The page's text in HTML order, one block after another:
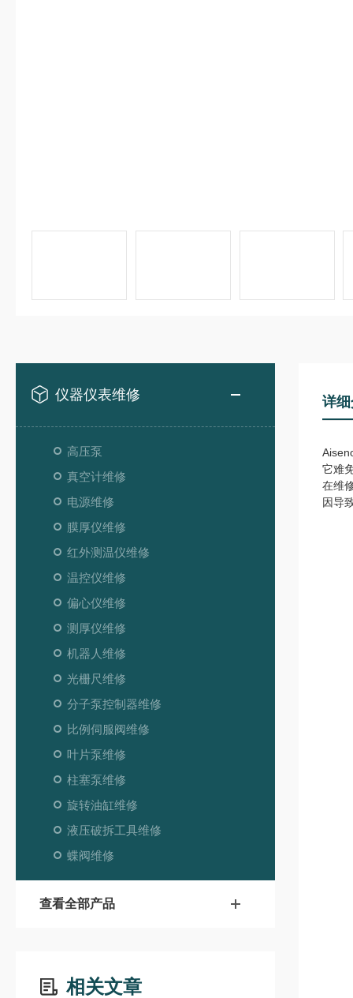
仪器仪表维修
高压泵
真空计维修
电源维修
膜厚仪维修
红外测温仪维修
温控仪维修
偏心仪维修
测厚仪维修
机器人维修
光栅尺维修
分子泵控制器维修
比例伺服阀维修
叶片泵维修
柱塞泵维修
旋转油缸维修
液压破拆工具维修
蝶阀维修
查看全部产品
相关文章
详
它难
在维
因导